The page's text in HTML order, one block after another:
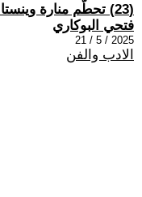
(23) تحطُّم منارة وينستانلي
فتحي البوكاري
2025 / 5 / 21
الادب والفن